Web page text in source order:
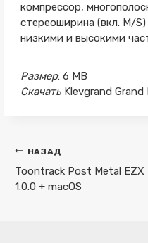
компрессор,
стереоширина (вкл. M/
низкими и высокими
Размер: 6 MB
Скачать Klevgrand Grand
Навигация
по
записям
НАЗАД
Toontrack Post Metal EZX
1.0.0 + macOS